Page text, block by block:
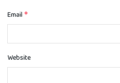
Email *
Website